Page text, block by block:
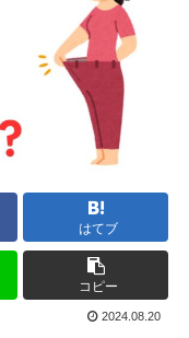
はてブ
コピー
2024.08.20